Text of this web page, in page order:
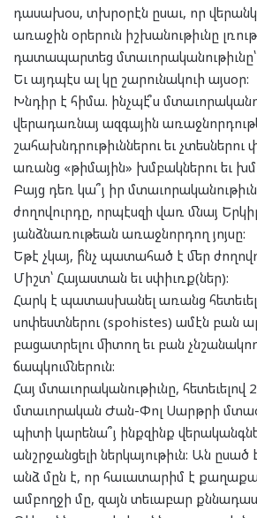
դասախօս, տխրօրէն ըսաւ, որ
առաջին օրերուն իշխանութիւնը
դատապարտեց մտաւորականութիւնը՝
Եւ այդպէս ալ կը շարունակուի այսօր:
Խնդիր է հիմա. ինչպէ՞ս
վերադառնայ ազգային
շահախնդրութիւններու եւ
առանց «թիմային» խմբակներու եւ
Բայց դեռ կա՞յ իր
ժողովուրդը, որպէսզի վառ մնայ
յանձնառութեան առաջնորդող յոյսը:
Եթէ չկայ, ի՞նչ պատահած է մեր
Միշտ՝ Հայաստան եւ սփիւռք(ներ):
Հարկ է պատասխանել առանց
սոփեստներու (spohistes) ամէն բան
բացատրելու միտող եւ բան
ճապկումներուն:
Հայ մտաւորականութիւնը, հետեւելով
մտաւորական Ժան-Փոլ Սարթրի
պիտի կարենա՞յ ինքզինք վերականգնել
անշրջանցելի ներկայութիւն: Ան
անձ մըն է, որ հաւատարիմ է
ամբողջի մը, զայն տեւաբար